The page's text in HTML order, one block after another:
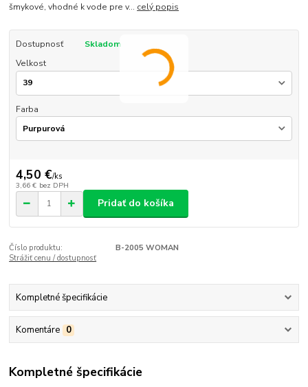
šmykové, vhodné k vode pre v... celý popis
Dostupnosť
Skladom
Velkost
Farba
4,50 €/ks
3,66 € bez DPH
Pridať do košíka
Číslo produktu:
B-2005 WOMAN
Strážiť cenu / dostupnosť
Kompletné špecifikácie
Komentáre 0
Kompletné špecifikácie